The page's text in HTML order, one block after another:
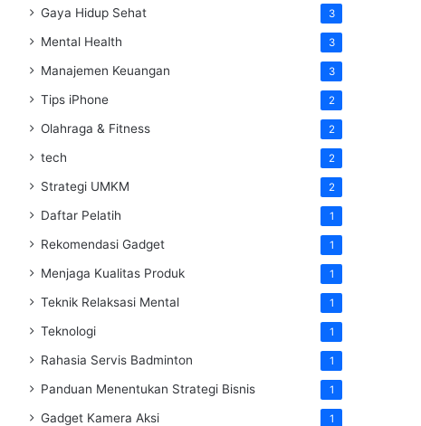
Gaya Hidup Sehat 3
Mental Health 3
Manajemen Keuangan 3
Tips iPhone 2
Olahraga & Fitness 2
tech 2
Strategi UMKM 2
Daftar Pelatih 1
Rekomendasi Gadget 1
Menjaga Kualitas Produk 1
Teknik Relaksasi Mental 1
Teknologi 1
Rahasia Servis Badminton 1
Panduan Menentukan Strategi Bisnis 1
Gadget Kamera Aksi 1